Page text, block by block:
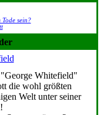
sein?
Whitefield"
die wohl größten
Welt unter seiner